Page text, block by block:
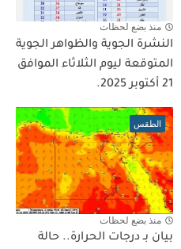
منذ بضع لحظات
النشرة الجوية والظواهر الجوية
المتوقعة ليوم الثلاثاء الموافق
21 أكتوبر 2025.
الطقس
منذ بضع لحظات
بيان بـ درجات الحرارة.. حالة